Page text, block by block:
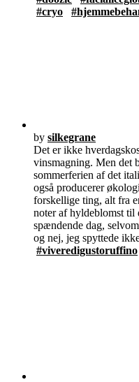
#cryo
by silkegrane
Det er ikke
vinsmagning. Men det
sommerferien af det
også producerer
forskellige ting, alt fra
noter af hyldeblomst til
spændende dag,
og nej, jeg spyttede
#viveredigustoruffino